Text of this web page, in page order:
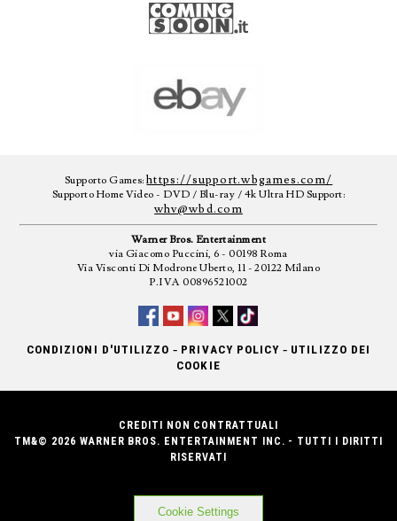
Supporto Games:https://support.wbgames.com/
Supporto Home Video - DVD / Blu-ray / 4k Ultra HD Support:
whv@wbd.com
Warner Bros. Entertainment
via Giacomo Puccini, 6 - 00198 Roma
Via Visconti Di Modrone Uberto, 11 - 20122 Milano
P.IVA 00896521002
CONDIZIONI D'UTILIZZO - PRIVACY POLICY - UTILIZZO DEI
COOKIE
CREDITI NON CONTRATTUALI
TM&© 2026 WARNER BROS. ENTERTAINMENT INC. - TUTTI I DIRITTI
RISERVATI
Cookie Settings